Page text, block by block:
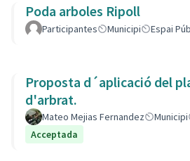
Poda arboles Ripoll
Participantes Municipi Espai
Proposta d´aplicació del
d'arbrat.
Mateo Mejias Fernandez Municipi
Acceptada